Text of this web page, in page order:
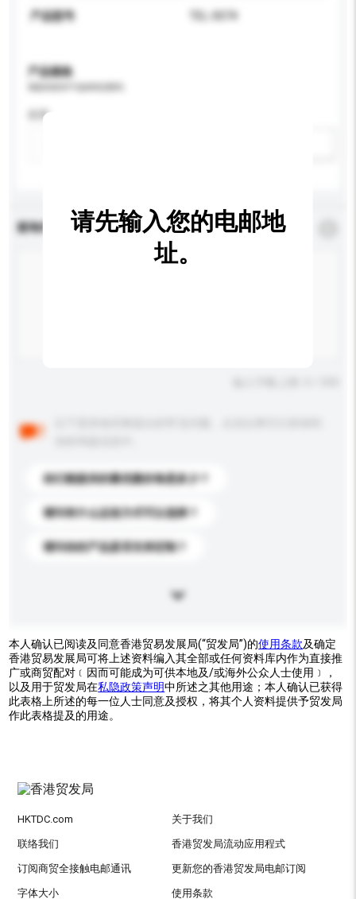
产品型号 TEL-0074
产品规格
应用
查询内容 *必须填写
你们能提供的最优惠价格是多少？
请问有什么运送方式可以选择？
请问你的产品是否支持定制？
请先输入您的电邮地
址。
本人确认已阅读及同意香港贸易发展局(“贸发局”)的使用条款及确定
香港贸易发展局可将上述资料编入其全部或任何资料库内作为直接推
广或商贸配对﹝因而可能成为可供本地及/或海外公众人士使用﹞，
以及用于贸发局在私隐政策声明中所述之其他用途；本人确认已获得
此表格上所述的每一位人士同意及授权，将其个人资料提供予贸发局
作此表格提及的用途。
HKTDC.com 关于我们
联络我们 香港贸发局流动应用程式
订阅商贸全接触电邮通讯 更新您的香港贸发局电邮订阅
字体大小 使用条款